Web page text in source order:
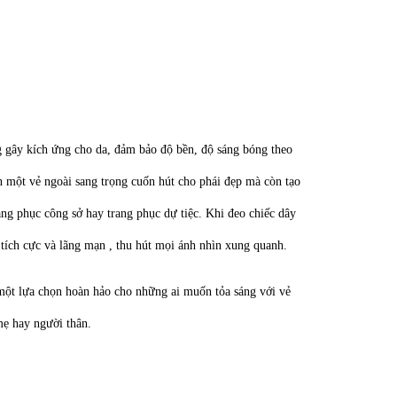
kích ứng cho da, đảm bảo độ bền, độ sáng bóng theo
vẻ ngoài sang trọng cuốn hút cho phái đẹp mà còn tạo
phục công sở hay trang phục dự tiệc. Khi đeo chiếc dây
cực và lãng mạn , thu hút mọi ánh nhìn xung quanh.
lựa chọn hoàn hảo cho những ai muốn tỏa sáng với vẻ
hay người thân.